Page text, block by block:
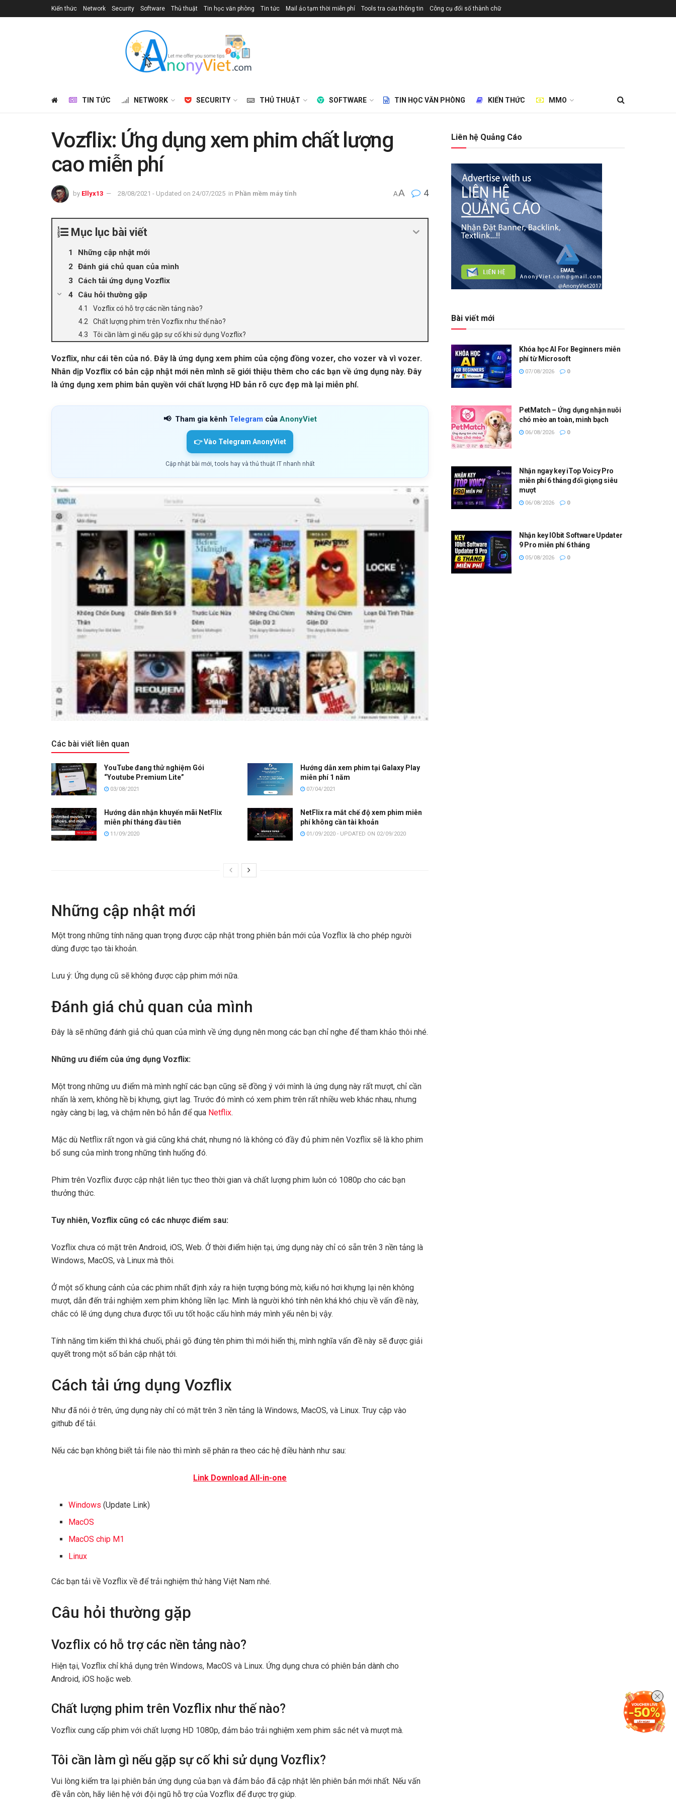
Kiến thức Network Security Software Thủ thuật Tin học văn phòng Tin tức Mail ảo tạm thời miễn phí Tools tra cứu thông tin Công cụ đổi số thành chữ
TIN TỨC NETWORK SECURITY THỦ THUẬT SOFTWARE TIN HỌC VĂN PHÒNG KIẾN THỨC MMO
Vozflix: Ứng dụng xem phim chất lượng
cao miễn phí
by Ellyx13 28/08/2021 - Updated on 24/07/2025 in Phần mềm máy tính AA 4
Mục lục bài viết
Những cập nhật mới
Đánh giá chủ quan của mình
Cách tải ứng dụng Vozflix
Câu hỏi thường gặp
Vozflix có hỗ trợ các nền tảng nào?
Chất lượng phim trên Vozflix như thế nào?
Tôi cần làm gì nếu gặp sự cố khi sử dụng Vozflix?
Vozflix, như cái tên của nó. Đây là ứng dụng xem phim của cộng đồng vozer, cho vozer và vì vozer.
Nhân dịp Vozflix có bản cập nhật mới nên mình sẽ giới thiệu thêm cho các bạn về ứng dụng này. Đây
là ứng dụng xem phim bản quyền với chất lượng HD bản rõ cực đẹp mà lại miễn phí.
📢 Tham gia kênh Telegram của AnonyViet
👉 Vào Telegram AnonyViet
Cập nhật bài mới, tools hay và thủ thuật IT nhanh nhất
Các bài viết liên quan
YouTube đang thử nghiệm Gói
“Youtube Premium Lite”
03/08/2021
Hướng dẫn xem phim tại Galaxy Play
miễn phí 1 năm
07/04/2021
Hướng dẫn nhận khuyến mãi NetFlix
miễn phí tháng đầu tiên
11/09/2020
NetFlix ra mắt chế độ xem phim miễn
phí không cần tài khoản
01/09/2020 - UPDATED ON 02/09/2020
Những cập nhật mới
Một trong những tính năng quan trọng được cập nhật trong phiên bản mới của Vozflix là cho phép người
dùng được tạo tài khoản.
Lưu ý: Ứng dụng cũ sẽ không được cập phim mới nữa.
Đánh giá chủ quan của mình
Đây là sẽ những đánh giả chủ quan của mình về ứng dụng nên mong các bạn chỉ nghe để tham khảo thôi nhé.
Những ưu điểm của ứng dụng Vozflix:
Một trong những ưu điểm mà mình nghĩ các bạn cũng sẽ đồng ý với mình là ứng dụng này rất mượt, chỉ cần
nhấn là xem, không hề bị khựng, giựt lag. Trước đó mình có xem phim trên rất nhiều web khác nhau, nhưng
ngày càng bị lag, và chậm nên bỏ hẳn để qua Netflix.
Mặc dù Netflix rất ngon và giá cũng khá chát, nhưng nó là không có đầy đủ phim nên Vozflix sẽ là kho phim
bổ sung của mình trong những tình huống đó.
Phim trên Vozflix được cập nhật liên tục theo thời gian và chất lượng phim luôn có 1080p cho các bạn
thưởng thức.
Tuy nhiên, Vozflix cũng có các nhược điểm sau:
Vozflix chưa có mặt trên Android, iOS, Web. Ở thời điểm hiện tại, ứng dụng này chỉ có sẵn trên 3 nền tảng là
Windows, MacOS, và Linux mà thôi.
Ở một số khung cảnh của các phim nhất định xảy ra hiện tượng bóng mờ, kiểu nó hơi khựng lại nên không
mượt, dẫn đến trải nghiệm xem phim không liền lạc. Mình là người khó tính nên khá khó chịu về vấn đề này,
chắc có lẽ ứng dụng chưa được tối ưu tốt hoặc cấu hình máy mình yếu nên bị vậy.
Tính năng tìm kiếm thì khá chuối, phải gõ đúng tên phim thì mới hiển thị, mình nghĩa vấn đề này sẽ được giải
quyết trong một số bản cập nhật tới.
Cách tải ứng dụng Vozflix
Như đã nói ở trên, ứng dụng này chỉ có mặt trên 3 nền tảng là Windows, MacOS, và Linux. Truy cập vào
github để tải.
Nếu các bạn không biết tải file nào thì mình sẽ phân ra theo các hệ điều hành như sau:
Link Download All-in-one
Windows (Update Link)
MacOS
MacOS chip M1
Linux
Các bạn tải về Vozflix về để trải nghiệm thử hàng Việt Nam nhé.
Câu hỏi thường gặp
Vozflix có hỗ trợ các nền tảng nào?
Hiện tại, Vozflix chỉ khả dụng trên Windows, MacOS và Linux. Ứng dụng chưa có phiên bản dành cho
Android, iOS hoặc web.
Chất lượng phim trên Vozflix như thế nào?
Vozflix cung cấp phim với chất lượng HD 1080p, đảm bảo trải nghiệm xem phim sắc nét và mượt mà.
Tôi cần làm gì nếu gặp sự cố khi sử dụng Vozflix?
Vui lòng kiểm tra lại phiên bản ứng dụng của bạn và đảm bảo đã cập nhật lên phiên bản mới nhất. Nếu vấn
đề vẫn còn, hãy liên hệ với đội ngũ hỗ trợ của Vozflix để được trợ giúp.
Liên hệ Quảng Cáo
Bài viết mới
Khóa học AI For Beginners miễn
phí từ Microsoft
07/08/2026 0
PetMatch – Ứng dụng nhận nuôi
chó mèo an toàn, minh bạch
06/08/2026 0
Nhận ngay key iTop Voicy Pro
miễn phí 6 tháng đổi giọng siêu
mượt
06/08/2026 0
Nhận key IObit Software Updater
9 Pro miễn phí 6 tháng
05/08/2026 0